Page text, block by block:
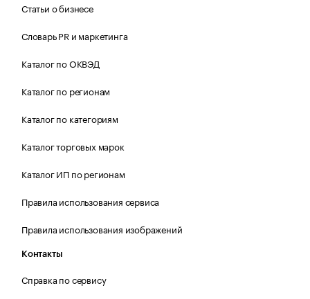
Статьи о бизнесе
Словарь PR и маркетинга
Каталог по ОКВЭД
Каталог по регионам
Каталог по категориям
Каталог торговых марок
Каталог ИП по регионам
Правила использования сервиса
Правила использования изображений
Контакты
Справка по сервису